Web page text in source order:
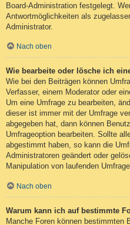
Board-Administration festgelegt.
Antwortmöglichkeiten als
Administrator.
Nach oben
Wie bearbeite oder lösche ich
Wie bei den Beiträgen können
Verfasser, einem Moderator oder
Um eine Umfrage zu bearbeiten,
dieser ist immer mit der Umfrage
abgegeben hat, dann können
Umfrageoption bearbeiten. Sollte
abgestimmt haben, so kann die
Administratoren geändert oder
Manipulation von laufenden
Nach oben
Warum kann ich auf bestimmte
Manche Foren können bestimmten